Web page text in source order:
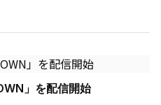
」を配信開始